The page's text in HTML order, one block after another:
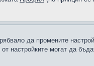
да промените
могат да